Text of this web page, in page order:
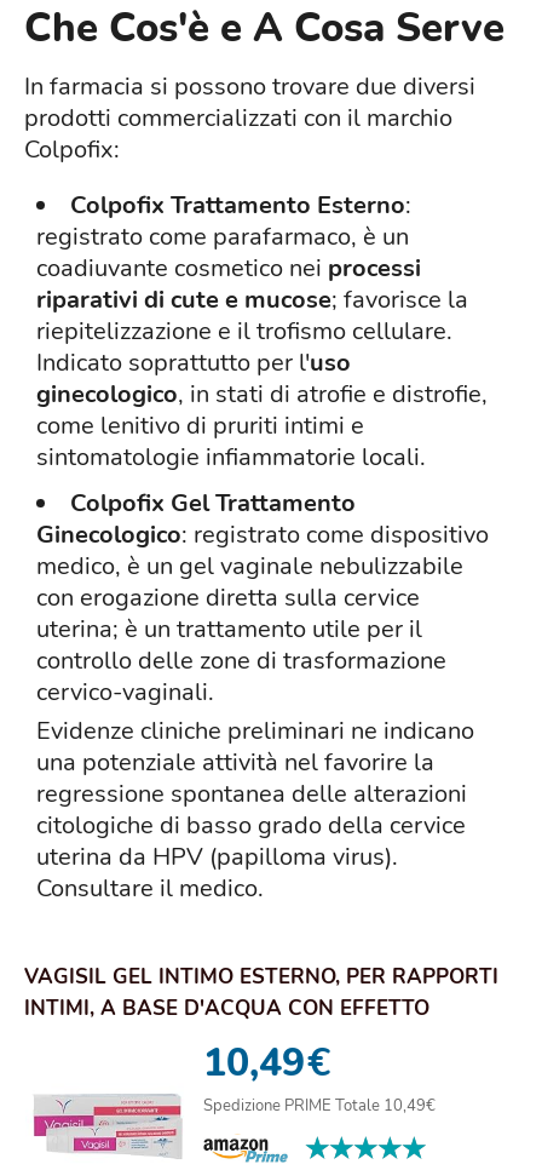
Che Cos'è e A Cosa Serve
In farmacia si possono trovare due diversi
prodotti commercializzati con il marchio
Colpofix:
Colpofix Trattamento Esterno:
registrato come parafarmaco, è un
coadiuvante cosmetico nei processi
riparativi di cute e mucose; favorisce la
riepitelizzazione e il trofismo cellulare.
Indicato soprattutto per l'uso
ginecologico, in stati di atrofie e distrofie,
come lenitivo di pruriti intimi e
sintomatologie infiammatorie locali.
Colpofix Gel Trattamento
Ginecologico: registrato come dispositivo
medico, è un gel vaginale nebulizzabile
con erogazione diretta sulla cervice
uterina; è un trattamento utile per il
controllo delle zone di trasformazione
cervico-vaginali.
Evidenze cliniche preliminari ne indicano
una potenziale attività nel favorire la
regressione spontanea delle alterazioni
citologiche di basso grado della cervice
uterina da HPV (papilloma virus).
Consultare il medico.
VAGISIL GEL INTIMO ESTERNO, PER RAPPORTI
INTIMI, A BASE D'ACQUA CON EFFETTO
10,49€
Spedizione PRIME Totale 10,49€
★★★★★
★★★★★